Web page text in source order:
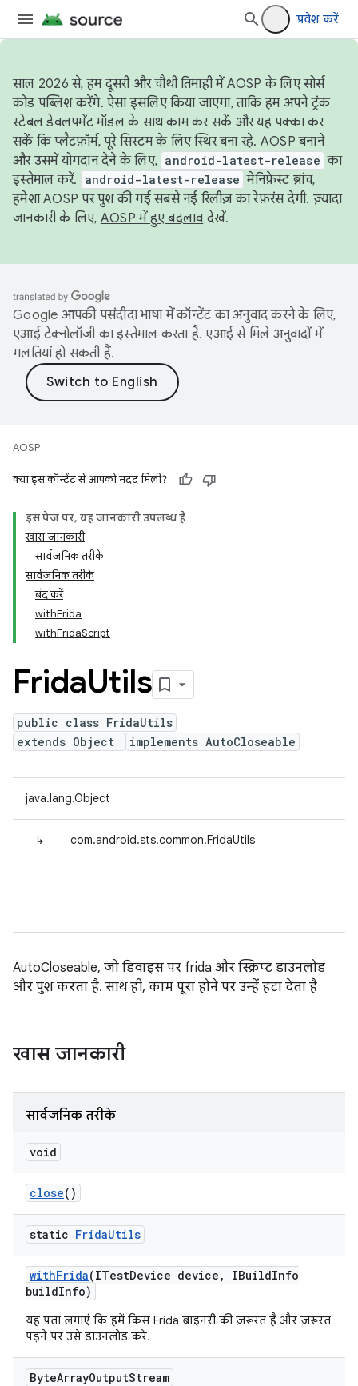
प्रवेश करें
साल 2026 से, हम दूसरी और चौथी तिमाही में AOSP के लिए सोर्स
कोड पब्लिश करेंगे. ऐसा इसलिए किया जाएगा, ताकि हम अपने ट्रंक
स्टेबल डेवलपमेंट मॉडल के साथ काम कर सकें और यह पक्का कर
सकें कि प्लैटफ़ॉर्म, पूरे सिस्टम के लिए स्थिर बना रहे. AOSP बनाने
और उसमें योगदान देने के लिए, android-latest-release का
इस्तेमाल करें.
android-latest-release मेनिफ़ेस्ट ब्रांच,
हमेशा AOSP पर पुश की गई सबसे नई रिलीज़ का रेफ़रंस देगी. ज़्यादा
जानकारी के लिए, AOSP में हुए बदलावदेखें.
Google आपकी पसंदीदा भाषा में कॉन्टेंट का अनुवाद करने के लिए,
एआई टेक्नोलॉजी का इस्तेमाल करता है. एआई से मिले अनुवादों में
गलतियां हो सकती हैं.
AOSP
क्या इस कॉन्टेंट से आपको मदद मिली?
इस पेज पर, यह जानकारी उपलब्ध है
खास जानकारी
सार्वजनिक तरीके
सार्वजनिक तरीके
बंद करें
withFrida
withFridaScript
FridaUtils
public class FridaUtils
extends Object
implements AutoCloseable
java.lang.Object
↳ com.android.sts.common.FridaUtils
AutoCloseable, जो डिवाइस पर frida और स्क्रिप्ट डाउनलोड
और पुश करता है. साथ ही, काम पूरा होने पर उन्हें हटा देता है
खास जानकारी
सार्वजनिक तरीके
void
close()
static FridaUtils
withFrida(ITestDevice device , IBuildInfo
buildInfo)
यह पता लगाएं कि हमें किस Frida बाइनरी की ज़रूरत है और ज़रूरत
पड़ने पर उसे डाउनलोड करें.
ByteArrayOutputStream